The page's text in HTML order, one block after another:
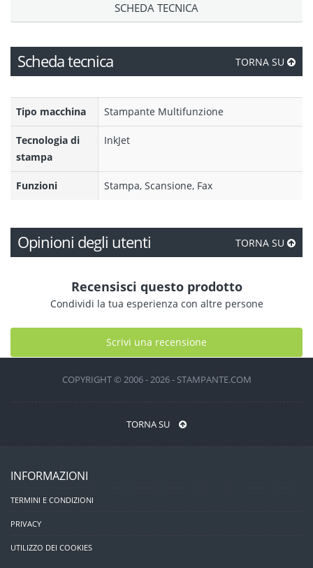
SCHEDA TECNICA
Scheda tecnica TORNA SU
Tipo macchina Stampante Multifunzione
Tecnologia di
stampa
InkJet
Funzioni Stampa, Scansione, Fax
Opinioni degli utenti TORNA SU
Recensisci questo prodotto
Condividi la tua esperienza con altre persone
Scrivi una recensione
COPYRIGHT © 2006 - 2026 - STAMPANTE.COM
TORNA SU
INFORMAZIONI
TERMINI E CONDIZIONI
PRIVACY
UTILIZZO DEI COOKIES